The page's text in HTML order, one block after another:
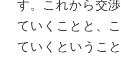
す。これから交
ていくことと、
ていくというこ